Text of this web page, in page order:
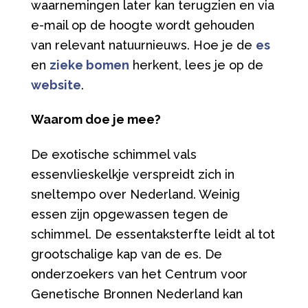
waarnemingen later kan terugzien en via
e-mail op de hoogte wordt gehouden
van relevant natuurnieuws. Hoe je de es
en zieke bomen herkent, lees je op de
website.
Waarom doe je mee?
De exotische schimmel vals
essenvlieskelkje verspreidt zich in
sneltempo over Nederland. Weinig
essen zijn opgewassen tegen de
schimmel. De essentaksterfte leidt al tot
grootschalige kap van de es. De
onderzoekers van het Centrum voor
Genetische Bronnen Nederland kan